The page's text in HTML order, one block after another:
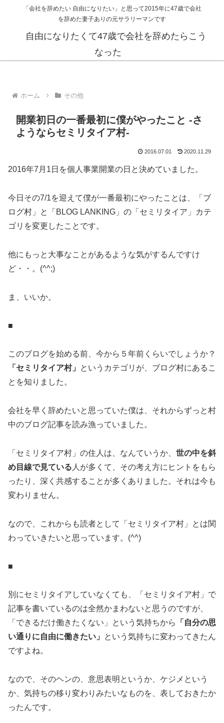
「会社を辞めたい 自由になりたい」と思って2015年に47歳で会社
を辞めた妻子ありの元サラリーマンです
自由になりたくて47歳で会社を辞めたらこう
なった
ホーム その他
開業初日の一番最初に僕がやったこと -さ
ようならセミリタイア村-
2016.07.01 2020.11.29
2016年7月1日を個人事業開業の日と決めていました。
今日その7/1を迎えて僕が一番最初にやったことは、「ブ
ログ村」と「BLOG LANKING」の「セミリタイア」カテ
ゴリを変更したことです。
他にもっと大事なことがあるような気がするんですけ
ど・・。(^^;)
ま、いいか。
■
このブログを始める前、今から５年前くらいでしょうか？
「セミリタイア村」
というカテゴリが、ブログ村にあるこ
とを知りました。
会社を早く辞めたいと思っていた僕は、それからずっと村
中のブログ記事を読み漁っていました。
「セミリタイア村」の住人は、なんていうか、 世の中を斜
め目線で見ている 人が多くて、その考え方にヒントをもら
ったり、深く共感することが多くありました。それは今も
変わりません。
なので、これからも読者として「セミリタイア村」とは関
わっていきたいと思っています。(^^)
■
別にセミリタイアしていなくても、「セミリタイア村」で
記事を書いているのは全然かまわないと思うのですが、
「できるだけ働きたくない」という気持ちから
「自分の思
い通りに自由に働きたい」
という気持ちに変わってきたん
ですよね。
なので、そのヘンの、意思表明というか、ケジメという
か、気持ちの移り変わりみたいなものを、表しておきたか
ったんです。